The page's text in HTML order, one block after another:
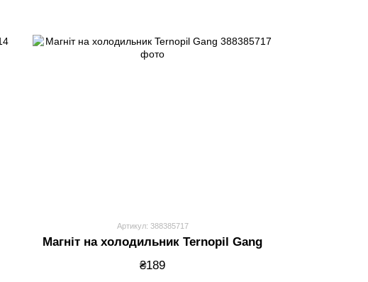
Артикул: 388385717
Магніт на холодильник Ternopil Gang
₴189